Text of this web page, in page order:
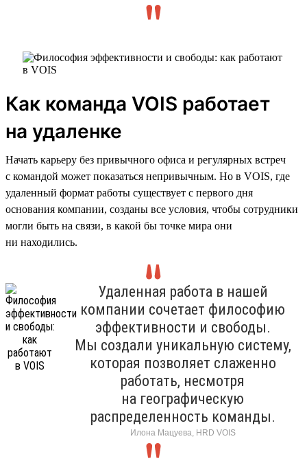
Как команда VOIS работает
на удаленке
Начать карьеру без привычного офиса и регулярных встреч
с командой может показаться непривычным. Но в VOIS, где
удаленный формат работы существует с первого дня
основания компании, созданы все условия, чтобы сотрудники
могли быть на связи, в какой бы точке мира они
ни находились.
Удаленная работа в нашей
компании сочетает философию
эффективности и свободы.
Мы создали уникальную систему,
которая позволяет слаженно
работать, несмотря
на географическую
распределенность команды.
Илона Мацуева, HRD VOIS